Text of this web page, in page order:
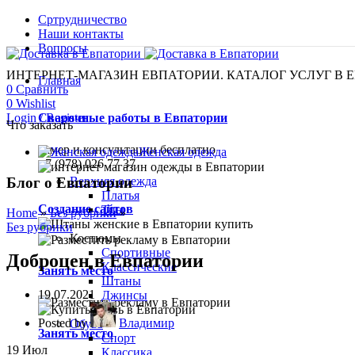
Сртрудничество
Наши контакты
Вопросы
ИНТЕРНЕТ-МАГАЗИН ЕВПАТОРИИ. КАТАЛОГ УСЛУГ В
0 Сравнить
0 Wishlist
Login / Register
Главная
Сварочные работы в Евпатории
Замер и консультации бесплатно
+7 (978) 026 77 37
Создание сайтов
Занять место
Занять место
Что заказать
Женская одежда
Верхняя одежда
Платья
Тпы
Костюмы
Спортивные
Классические
Штаны
Джинсы
Обувь
Спорт
Классика
Блог о Евпатории
Home»Без рубрики»
Без рубрики
Доброцен в Евпатории
19.07.2021
Posted by
Владимир
19 Июл